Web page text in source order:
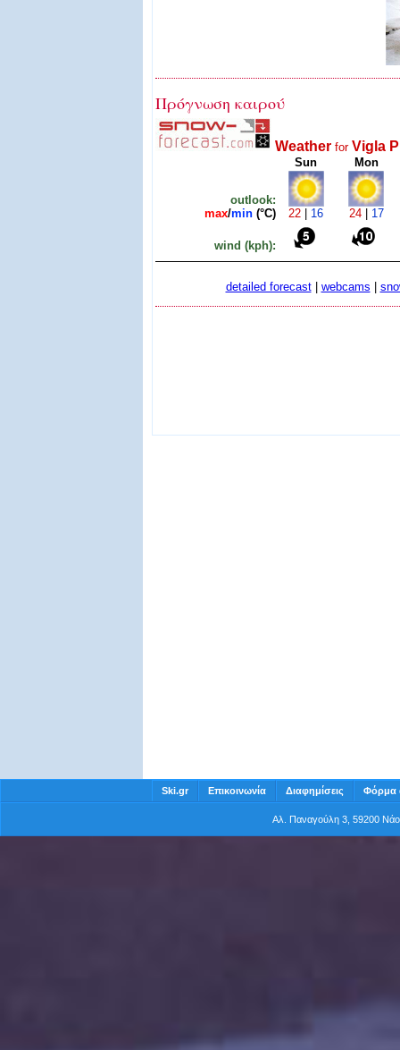
Πρόγνωση καιρού
Ski.gr Επικοινωνία Διαφημίσεις Φόρμα
Αλ. Παναγούλη 3, 59200